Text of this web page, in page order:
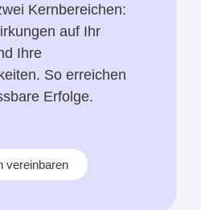
Kernbereichen:
auf Ihr
Ihre
So erreichen
Erfolge.
vereinbaren